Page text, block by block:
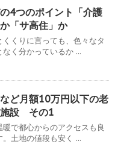
4つのポイント「介護
「サ高住」か
くりに言っても、色々なタ
く分かっているか ...
ど月額10万円以下の老
施設 その1
で都心からのアクセスも良
。土地の値段も安く ...